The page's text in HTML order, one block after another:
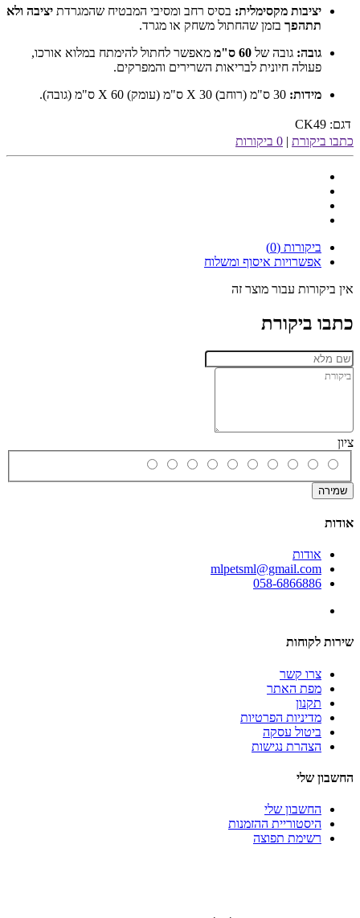
יציבות מקסימלית: בסיס רחב ומסיבי המבטיח שהמגרדת יציבה ולא
תתהפך בזמן שהחתול משחק או מגרד.
גובה: גובה של 60 ס"מ
מאפשר לחתול להימתח במלוא אורכו,
פעולה חיונית לבריאות השרירים והמפרקים.
מידות:
דגם: CK49
כתבו ביקורת | 0 ביקורות
ביקורות (0)
אפשרויות איסוף ומשלוח
אין ביקורות עבור מוצר זה
כתבו ביקורת
ציון
שמירה
אודות
אודות
mlpetsml@gmail.com
058-6866886
שירות לקוחות
צרו קשר
מפת האתר
תקנון
מדיניות הפרטיות
ביטול עסקה
הצהרת נגישות
החשבון שלי
החשבון שלי
היסטוריית ההזמנות
רשימת תפוצה